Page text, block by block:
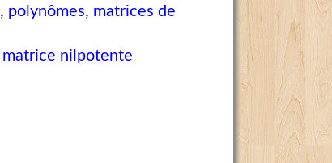
, polynômes, matrices de
matrice nilpotente